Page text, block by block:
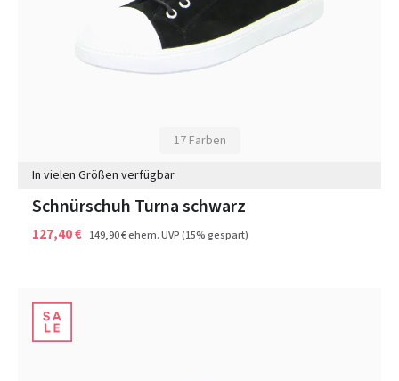
17 Farben
In vielen Größen verfügbar
Schnürschuh Turna schwarz
127,40 € 149,90 €ehem. UVP(15% gespart)